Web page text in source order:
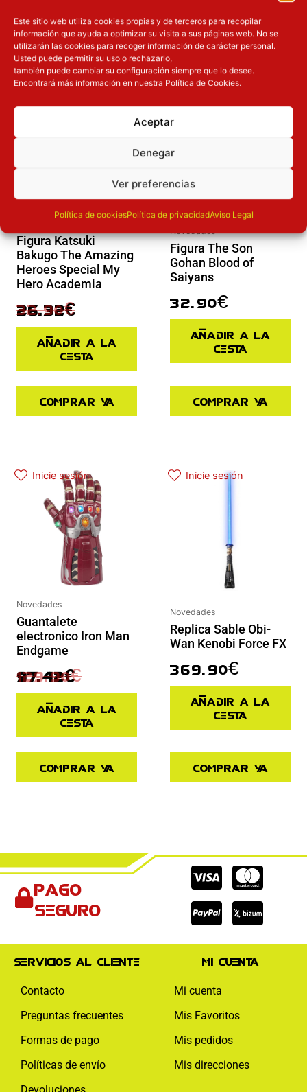
Este sitio web utiliza cookies propias y de terceros para recopilar
información que ayuda a optimizar su visita a sus páginas web. No se
utilizarán las cookies para recoger información de carácter personal.
Usted puede permitir su uso o rechazarlo,
también puede cambiar su configuración siempre que lo desee.
Encontrará más información en nuestra Política de Cookies.
Aceptar
Denegar
Ver preferencias
Política de cookiesPolítica de privacidadAviso Legal
OTROS PRODUCTOS QUE TE
PUEDEN INTERESAR
Figura Katsuki
Bakugo The Amazing
Heroes Special My
Hero Academia
32.90€
El precio original era: 32.90€.
26.32€
El precio actual es: 26.32€.
Añadir a la
cesta
Comprar ya
Figura The Son
Gohan Blood of
Saiyans
32.90€
Añadir a la
cesta
Comprar ya
Inicie sesión
Novedades
Guantalete
electronico Iron Man
Endgame
129.90€
97.42€
Añadir a la
cesta
Comprar ya
Inicie sesión
Novedades
Replica Sable Obi-
Wan Kenobi Force FX
369.90€
Añadir a la
cesta
Comprar ya
Pago
seguro
Cc-
visa
Cc-
Cc-
paypal
Servicios al cliente
Contacto
Preguntas frecuentes
Formas de pago
Políticas de envío
Devoluciones
Mi cuenta
Mi cuenta
Mis Favoritos
Mis pedidos
Mis direcciones